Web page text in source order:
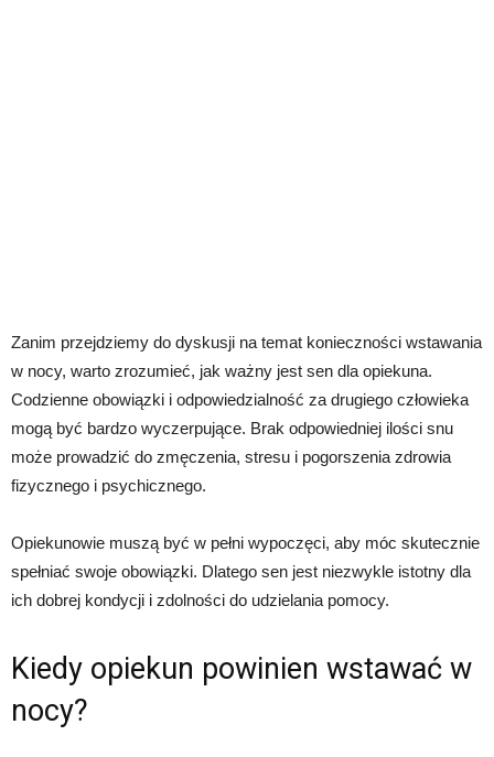
Zanim przejdziemy do dyskusji na temat konieczności wstawania
w nocy, warto zrozumieć, jak ważny jest sen dla opiekuna.
Codzienne obowiązki i odpowiedzialność za drugiego człowieka
mogą być bardzo wyczerpujące. Brak odpowiedniej ilości snu
może prowadzić do zmęczenia, stresu i pogorszenia zdrowia
fizycznego i psychicznego.
Opiekunowie muszą być w pełni wypoczęci, aby móc skutecznie
spełniać swoje obowiązki. Dlatego sen jest niezwykle istotny dla
ich dobrej kondycji i zdolności do udzielania pomocy.
Kiedy opiekun powinien wstawać w
nocy?